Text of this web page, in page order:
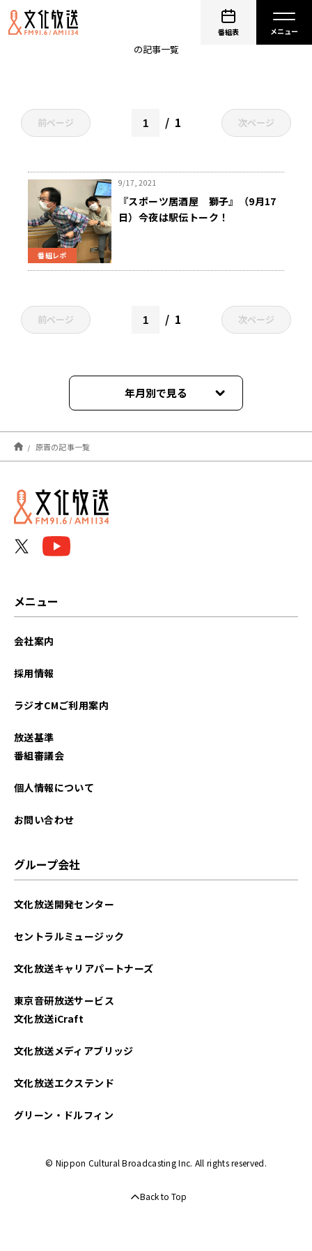
番組表
の記事一覧
前ページ 1 次ページ
番組レポ
9/17, 2021
『スポーツ居酒屋 獅子』（9月17
日）今夜は駅伝トーク！
前ページ 1 次ページ
年月別で見る
2026年01月
2025年12月
2025年11月
2023年10月
2022年11月
原晋の記事一覧
メニュー
会社案内
採用情報
ラジオCMご利用案内
放送基準
番組審議会
個人情報について
お問い合わせ
グループ会社
文化放送開発センター
セントラルミュージック
文化放送キャリアパートナーズ
東京音研放送サービス
文化放送iCraft
文化放送メディアブリッジ
文化放送エクステンド
グリーン・ドルフィン
© Nippon Cultural Broadcasting Inc. All rights reserved.
Back to Top